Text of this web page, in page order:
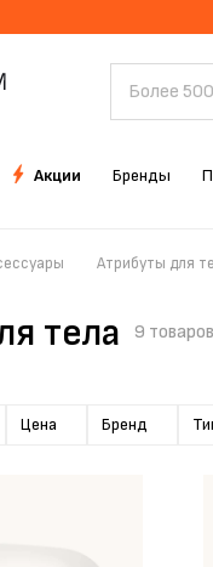
Акции Бренды
Атрибуты для
тела 9 товаров
Цена Бренд